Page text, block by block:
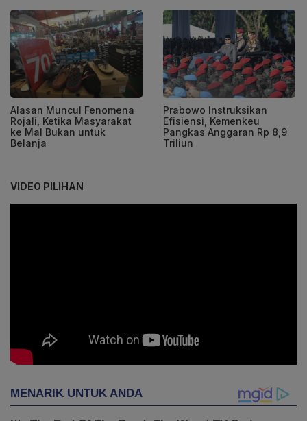
Alasan Muncul Fenomena
Rojali, Ketika Masyarakat
ke Mal Bukan untuk
Belanja
Prabowo Instruksikan
Efisiensi, Kemenkeu
Pangkas Anggaran Rp 8,9
Triliun
VIDEO PILIHAN